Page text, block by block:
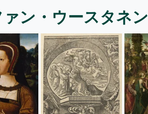
ン・ウースタネン